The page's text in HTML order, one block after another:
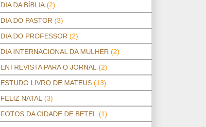
DIA DA BÍBLIA (2)
DIA DO PASTOR (3)
DIA DO PROFESSOR (2)
DIA INTERNACIONAL DA MULHER (2)
ENTREVISTA PARA O JORNAL (2)
ESTUDO LIVRO DE MATEUS (13)
FELIZ NATAL (3)
FOTOS DA CIDADE DE BETEL (1)